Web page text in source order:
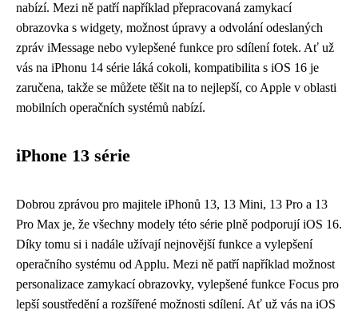
nabízí. Mezi ně patří například přepracovaná zamykací
obrazovka s widgety, možnost úpravy a odvolání odeslaných
zpráv iMessage nebo vylepšené funkce pro sdílení fotek. Ať už
vás na iPhonu 14 série láká cokoli, kompatibilita s iOS 16 je
zaručena, takže se můžete těšit na to nejlepší, co Apple v oblasti
mobilních operačních systémů nabízí.
iPhone 13 série
Dobrou zprávou pro majitele iPhonů 13, 13 Mini, 13 Pro a 13
Pro Max je, že všechny modely této série plně podporují iOS 16.
Díky tomu si i nadále užívají nejnovější funkce a vylepšení
operačního systému od Applu. Mezi ně patří například možnost
personalizace zamykací obrazovky, vylepšené funkce Focus pro
lepší soustředění a rozšířené možnosti sdílení. Ať už vás na iOS